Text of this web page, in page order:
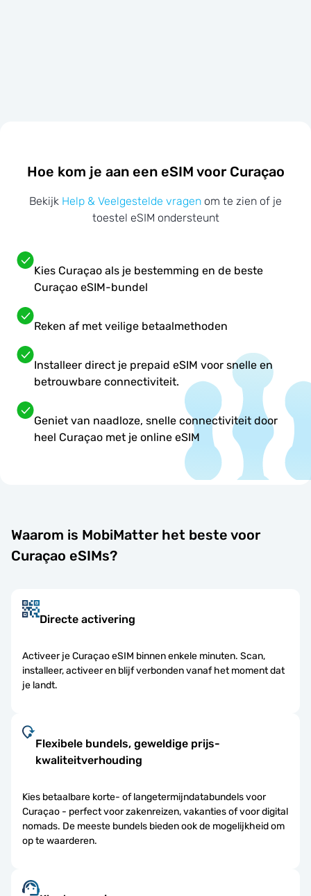
Hoe kom je aan een eSIM voor Curaçao
Bekijk Help & Veelgestelde vragen om te zien of je
toestel eSIM ondersteunt
Kies Curaçao als je bestemming en de beste
Curaçao eSIM-bundel
Reken af met veilige betaalmethoden
Installeer direct je prepaid eSIM voor snelle en
betrouwbare connectiviteit.
Geniet van naadloze, snelle connectiviteit door
heel Curaçao met je online eSIM
Waarom is MobiMatter het beste voor
Curaçao eSIMs?
Directe activering
Activeer je Curaçao eSIM binnen enkele minuten. Scan,
installeer, activeer en blijf verbonden vanaf het moment dat
je landt.
Flexibele bundels, geweldige prijs-
kwaliteitverhouding
Kies betaalbare korte- of langetermijndatabundels voor
Curaçao - perfect voor zakenreizen, vakanties of voor digital
nomads. De meeste bundels bieden ook de mogelijkheid om
op te waarderen.